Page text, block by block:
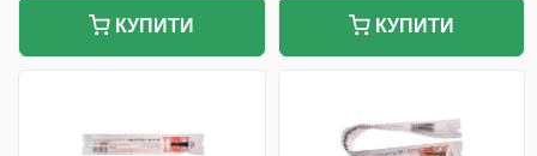
КУПИТИ КУПИТИ